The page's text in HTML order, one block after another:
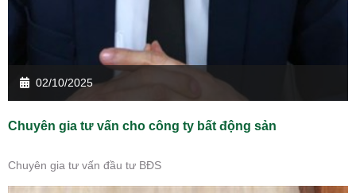
02/10/2025
Chuyên gia tư vấn cho công ty bất động sản
Chuyên gia tư vấn đầu tư BĐS